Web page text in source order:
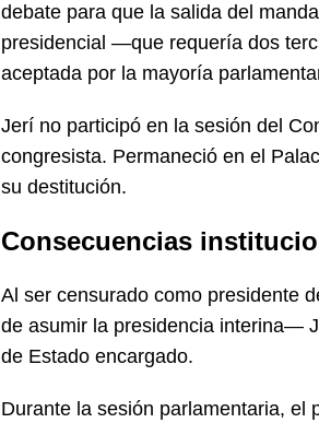
debate para que la salida del
presidencial —que requería dos
aceptada por la mayoría
Jerí no participó en la sesión del
congresista. Permaneció en el
su destitución.
Consecuencias
Al ser censurado como presidente
de asumir la presidencia interina—
de Estado encargado.
Durante la sesión parlamentaria, el